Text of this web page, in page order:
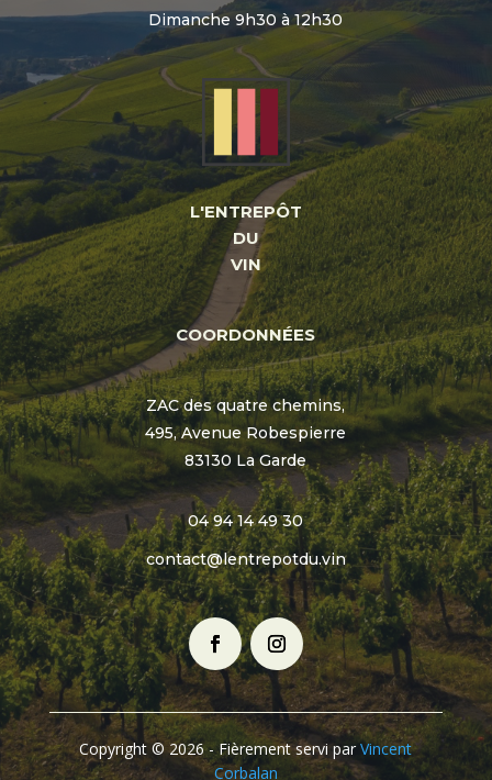
Dimanche 9h30 à 12h30
L'ENTREPÔT
DU
VIN
COORDONNÉES
ZAC des quatre chemins,
495, Avenue Robespierre
83130 La Garde
04 94 14 49 30
contact@lentrepotdu.vin
Copyright © 2026 - Fièrement servi parVincent
Corbalan